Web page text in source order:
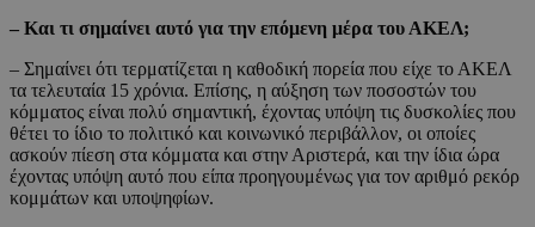
– Και τι σημαίνει αυτό για την επόμενη μέρα του ΑΚΕΛ;
– Σημαίνει ότι τερματίζεται η καθοδική πορεία που είχε το ΑΚΕΛ
τα τελευταία 15 χρόνια. Επίσης, η αύξηση των ποσοστών του
κόμματος είναι πολύ σημαντική, έχοντας υπόψη τις δυσκολίες που
θέτει το ίδιο το πολιτικό και κοινωνικό περιβάλλον, οι οποίες
ασκούν πίεση στα κόμματα και στην Αριστερά, και την ίδια ώρα
έχοντας υπόψη αυτό που είπα προηγουμένως για τον αριθμό ρεκόρ
κομμάτων και υποψηφίων.